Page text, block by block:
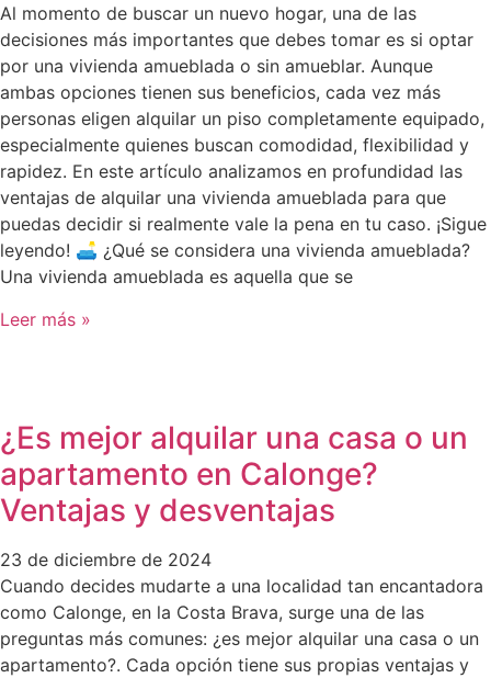
Al momento de buscar un nuevo hogar, una de las
decisiones más importantes que debes tomar es si optar
por una vivienda amueblada o sin amueblar. Aunque
ambas opciones tienen sus beneficios, cada vez más
personas eligen alquilar un piso completamente equipado,
especialmente quienes buscan comodidad, flexibilidad y
rapidez. En este artículo analizamos en profundidad las
ventajas de alquilar una vivienda amueblada para que
puedas decidir si realmente vale la pena en tu caso. ¡Sigue
leyendo! 🛋️ ¿Qué se considera una vivienda amueblada?
Una vivienda amueblada es aquella que se
Leer más »
¿Es mejor alquilar una casa o un
apartamento en Calonge?
Ventajas y desventajas
23 de diciembre de 2024
Cuando decides mudarte a una localidad tan encantadora
como Calonge, en la Costa Brava, surge una de las
preguntas más comunes: ¿es mejor alquilar una casa o un
apartamento?. Cada opción tiene sus propias ventajas y